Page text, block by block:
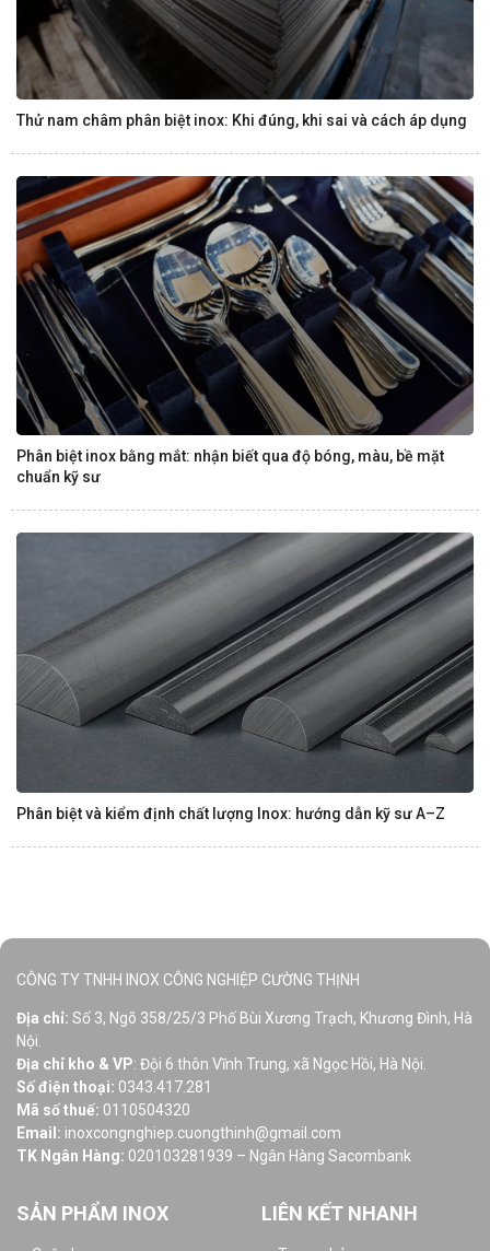
Thử nam châm phân biệt inox: Khi đúng, khi sai và cách áp dụng
Phân biệt inox bằng mắt: nhận biết qua độ bóng, màu, bề mặt
chuẩn kỹ sư
Phân biệt và kiểm định chất lượng Inox: hướng dẫn kỹ sư A–Z
CÔNG TY TNHH INOX CÔNG NGHIỆP CƯỜNG THỊNH
Địa chỉ: Số 3, Ngõ 358/25/3 Phố Bùi Xương Trạch, Khương Đình, Hà
Nội.
Địa chỉ kho & VP: Đội 6 thôn Vĩnh Trung, xã Ngọc Hồi, Hà Nội.
Số điện thoại: 0343.417.281
Mã số thuế: 0110504320
Email: inoxcongnghiep.cuongthinh@gmail.com
TK Ngân Hàng: 020103281939 – Ngân Hàng Sacombank
SẢN PHẨM INOX LIÊN KẾT NHANH